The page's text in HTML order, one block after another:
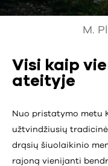
M.
Visi kaip
ateityje
Nuo pristatymo metu
užtvindžiusių
drąsių šiuolaikinio
rajoną vienijanti